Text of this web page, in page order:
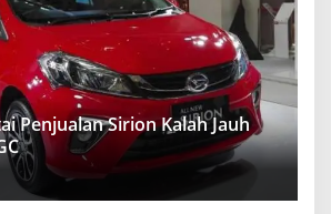
Penjualan Sirion Kalah Jauh